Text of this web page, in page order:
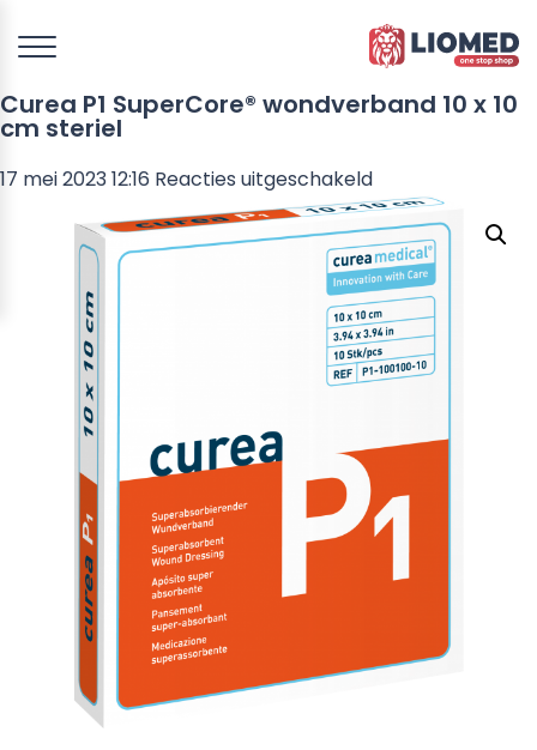
Curea P1 SuperCore® wondverband 10 x 10
cm steriel
17 mei 2023 12:16 Reacties uitgeschakeldvoor
Curea
P1
SuperCore®
wondverband
10
x
10
steriel